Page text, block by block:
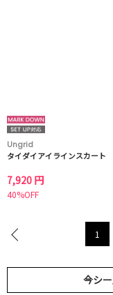
Ungrid
タイダイアイラインスカート
7,920 円
40%OFF
1
今シ